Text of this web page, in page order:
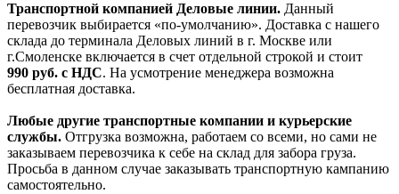
Транспортной компанией Деловые линии. Данный
перевозчик выбирается «по-умолчанию». Доставка с нашего
склада до терминала Деловых линий в г. Москве или
г.Смоленске включается в счет отдельной строкой и стоит
990 руб. с НДС. На усмотрение менеджера возможна
бесплатная доставка.
Любые другие транспортные компании и курьерские
службы. Отгрузка возможна, работаем со всеми, но сами не
заказываем перевозчика к себе на склад для забора груза.
Просьба в данном случае заказывать транспортную кампанию
самостоятельно.